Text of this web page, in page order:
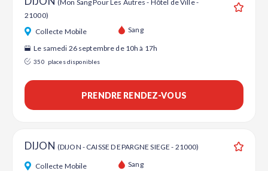
(Mon Sang Pour Les Autres - Hôtel de Ville -
21000)
Collecte Mobile Sang
Le samedi 26 septembre de 10h à 17h
350 places disponibles
PRENDRE RENDEZ-VOUS
DIJON (DIJON - CAISSE D EPARGNE SIEGE - 21000)
Collecte Mobile Sang